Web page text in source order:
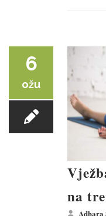
6
ožu
na
Adhara